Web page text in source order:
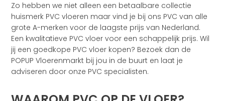
Zo hebben we niet alleen een betaalbare collectie
huismerk PVC vloeren maar vind je bij ons PVC van alle
grote A-merken voor de laagste prijs van Nederland.
Een kwalitatieve PVC vloer voor een schappelijk prijs. Wil
jij een goedkope PVC vloer kopen? Bezoek dan de
POPUP Vloerenmarkt bij jou in de buurt en laat je
adviseren door onze PVC specialisten.